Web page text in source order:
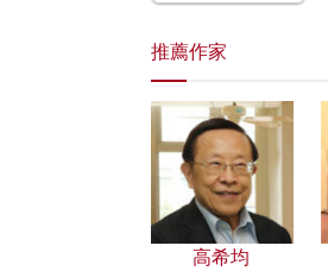
推薦作家
高希均